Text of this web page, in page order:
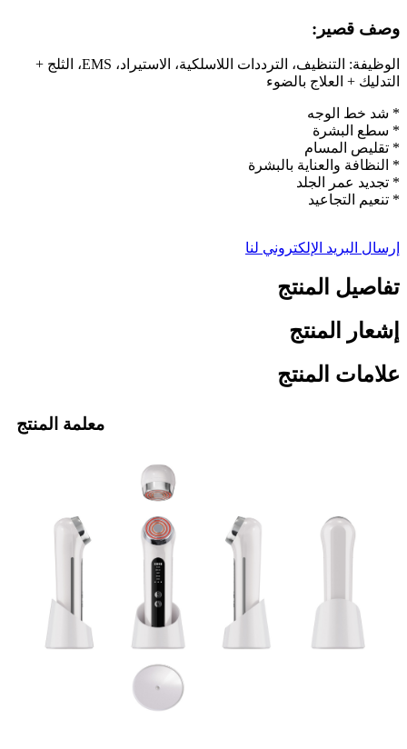
وصف قصير:
الوظيفة: التنظيف، الترددات اللاسلكية، الاستيراد، EMS، الثلج +
التدليك + العلاج بالضوء
* شد خط الوجه
* سطع البشرة
* تقليص المسام
* النظافة والعناية بالبشرة
* تجديد عمر الجلد
* تنعيم التجاعيد
إرسال البريد الإلكتروني لنا
تفاصيل المنتج
إشعار المنتج
علامات المنتج
معلمة المنتج